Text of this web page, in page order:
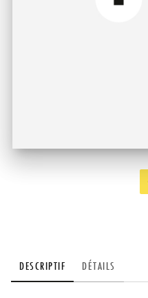
DESCRIPTIF DÉTAILS